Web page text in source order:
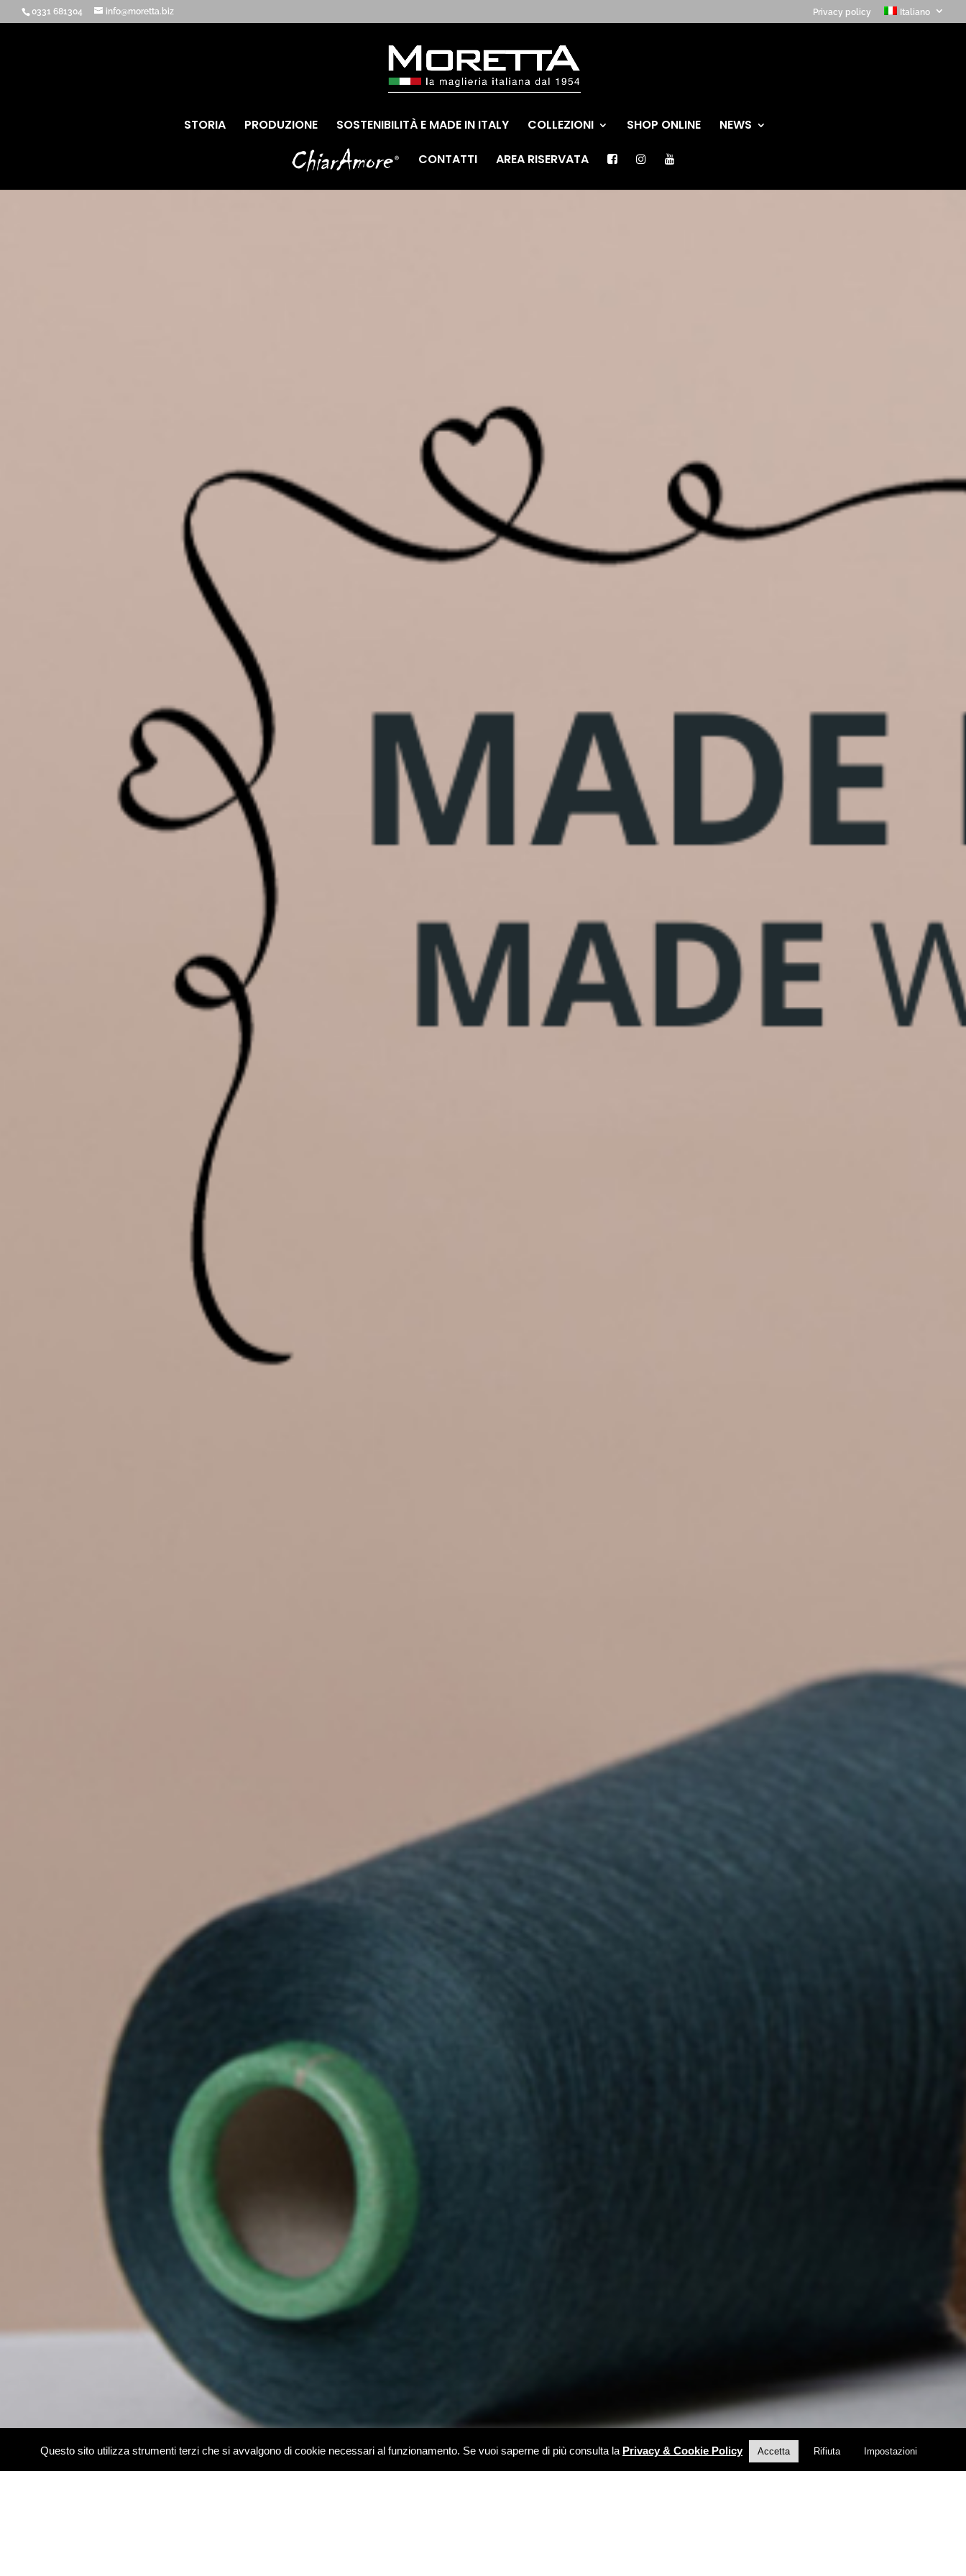
0331 681304 info@moretta.biz Privacy policy Italiano
STORIA PRODUZIONE SOSTENIBILITÀ E MADE IN ITALY COLLEZIONI SHOP ONLINE NEWS
CONTATTI AREA RISERVATA
Questo sito utilizza strumenti terzi che si avvalgono di cookie necessari al funzionamento. Se vuoi saperne di più consulta la Privacy & Cookie Policy Accetta Rifiuta Impostazioni